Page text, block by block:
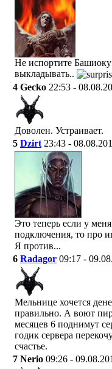
Не испортите
выкладывать..
4 Gecko 22:53 -
Доволен. Устраивает.
5 Dzirt 23:43 -
Это теперь если у
подключения, то про
Я против...
6 Radagor 09:17 -
Мельнице хочется
правильно. А воют
месяцев 6 поднимут
годик сервера
счастье.
7 Nerio 09:26 -